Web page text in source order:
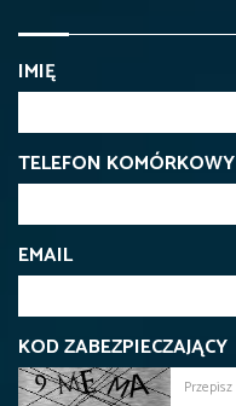
IMIĘ
TELEFON KOMÓRKOWY
EMAIL
KOD ZABEZPIECZAJĄCY